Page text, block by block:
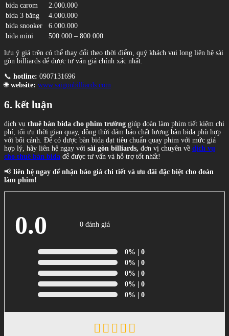
bida carom
2.000.000
bida 3 băng
4.000.000
bida snooker
6.000.000
bida mini
500.000 – 800.000
lưu ý giá trên có thể thay đổi theo thời điểm, quý khách vui long liên hệ sài
gòn billiards để được tư vấn giá chính xác nhất.
📞 hotline: 0907131696
🌐 website: www.saigonbilliards.com
6. kết luận
dịch vụ thuê bàn bida cho phim trường giúp đoàn làm phim tiết kiệm chi
phí, tối ưu thời gian quay, đồng thời đảm bảo chất lượng bàn bida phù hợp
với bối cảnh. Để có được bàn bida đạt tiêu chuẩn quay phim với mức giá
hợp lý, hãy liên hệ ngay với sài gòn billiards, đơn vị chuyên về dịch vụ
cho thuê bàn bida để được tư vấn và hỗ trợ tốt nhất!
📢 liên hệ ngay để nhận báo giá chi tiết và ưu đãi đặc biệt cho đoàn
làm phim!
0.0 0 đánh giá
0% | 0
0% | 0
0% | 0
0% | 0
0% | 0